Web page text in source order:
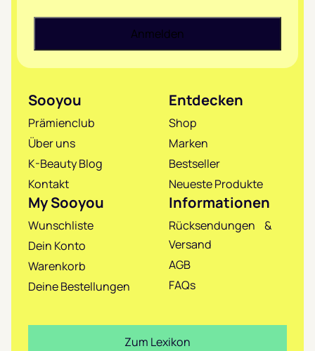
Sooyou
Prämienclub
Über uns
K-Beauty Blog
Kontakt
Entdecken
Shop
Marken
Bestseller
Neueste Produkte
My Sooyou
Wunschliste
Dein Konto
Warenkorb
Deine Bestellungen
Informationen
Rücksendungen &
Versand
AGB
FAQs
Zum Lexikon